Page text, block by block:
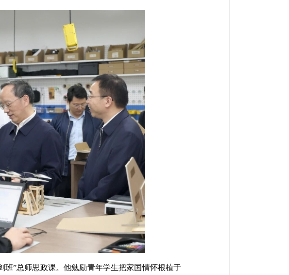
班”总师思政课。他勉励青年学生把家国情怀根植于